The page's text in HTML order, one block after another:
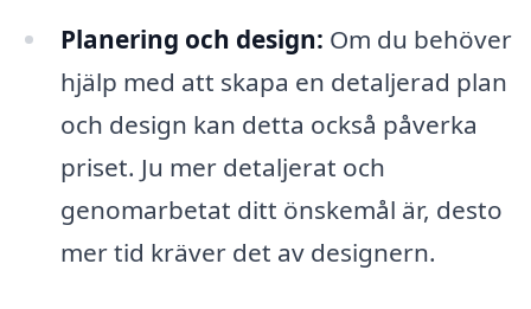
Planering och design: Om du behöver
hjälp med att skapa en detaljerad plan
och design kan detta också påverka
priset. Ju mer detaljerat och
genomarbetat ditt önskemål är, desto
mer tid kräver det av designern.